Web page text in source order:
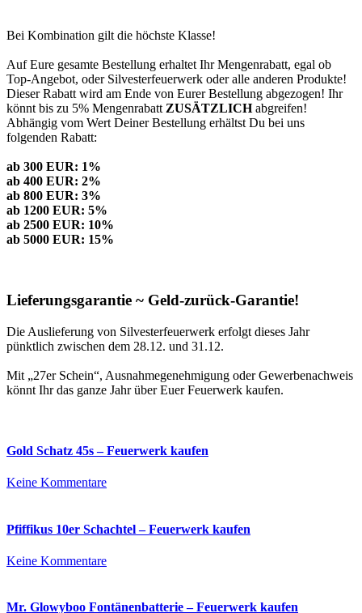
Bei Kombination gilt die höchste Klasse!
Auf Eure gesamte Bestellung erhaltet Ihr Mengenrabatt, egal ob
Top-Angebot, oder Silvesterfeuerwerk oder alle anderen Produkte!
Dieser Rabatt wird am Ende von Eurer Bestellung abgezogen! Ihr
könnt bis zu 5% Mengenrabatt ZUSÄTZLICHabgreifen!
Abhängig vom Wert Deiner Bestellung erhältst Du bei uns
folgenden Rabatt:
ab 300 EUR: 1%
ab 400 EUR: 2%
ab 800 EUR: 3%
ab 1200 EUR: 5%
ab 2500 EUR: 10%
ab 5000 EUR: 15%
Lieferungsgarantie ~ Geld-zurück-Garantie!
Die Auslieferung von Silvesterfeuerwerk erfolgt dieses Jahr
pünktlich zwischen dem 28.12. und 31.12.
Mit „27er Schein“, Ausnahmegenehmigung oder Gewerbenachweis
könnt Ihr das ganze Jahr über Euer Feuerwerk kaufen.
Gold Schatz 45s – Feuerwerk kaufen
Keine Kommentarezu
45s
–
kaufen
Pfiffikus 10er Schachtel – Feuerwerk kaufen
Keine Kommentarezu
Schachtel
Mr. Glowyboo Fontänenbatterie – Feuerwerk kaufen